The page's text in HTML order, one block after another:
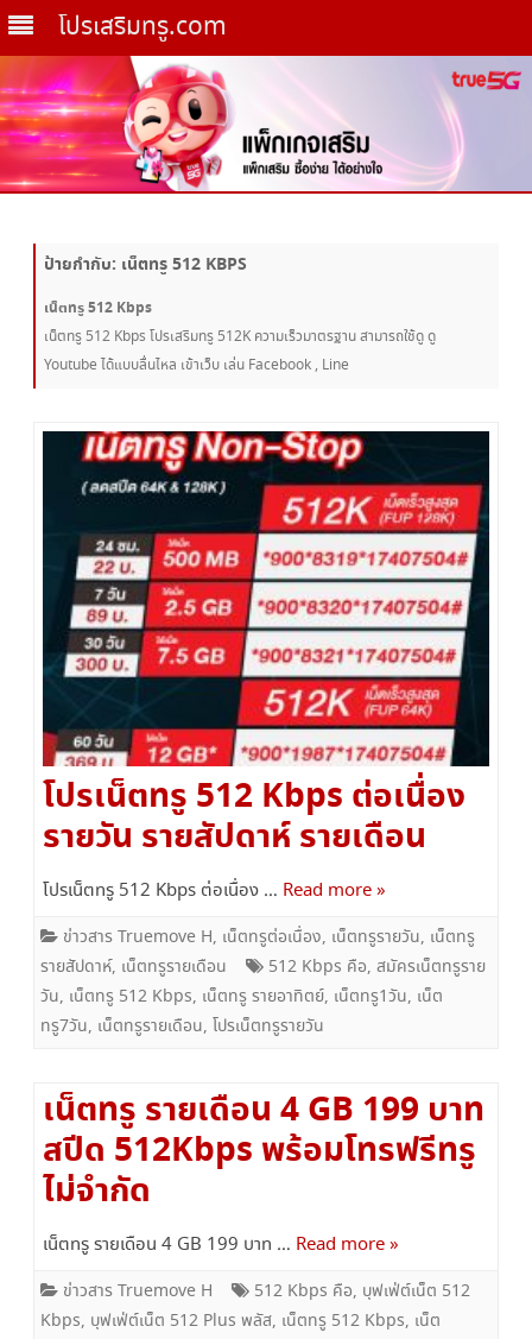
โปรเสริมทรู.com
ป้ายกำกับ: เน็ตทรู 512 KBPS
เน็ตทรู 512 Kbps
เน็ตทรู 512 Kbps โปรเสริมทรู 512K ความเร็วมาตรฐาน สามารถใช้ดู ดู
Youtube ได้แบบลื่นไหล เข้าเว็บ เล่น Facebook , Line
โปรเน็ตทรู 512 Kbps ต่อเนื่อง
รายวัน รายสัปดาห์ รายเดือน
โปรเน็ตทรู 512 Kbps ต่อเนื่อง … Read more »
ข่าวสาร Truemove H, เน็ตทรูต่อเนื่อง, เน็ตทรูรายวัน, เน็ตทรู
รายสัปดาห์, เน็ตทรูรายเดือน 512 Kbps คือ, สมัครเน็ตทรูราย
วัน, เน็ตทรู 512 Kbps, เน็ตทรู รายอาทิตย์, เน็ตทรู1วัน, เน็ต
ทรู7วัน, เน็ตทรูรายเดือน, โปรเน็ตทรูรายวัน
เน็ตทรู รายเดือน 4 GB 199 บาท
สปีด 512Kbps พร้อมโทรฟรีทรู
ไม่จำกัด
เน็ตทรู รายเดือน 4 GB 199 บาท … Read more »
ข่าวสาร Truemove H 512 Kbps คือ, บุฟเฟ่ต์เน็ต 512
Kbps, บุฟเฟ่ต์เน็ต 512 Plus พลัส, เน็ตทรู 512 Kbps, เน็ต